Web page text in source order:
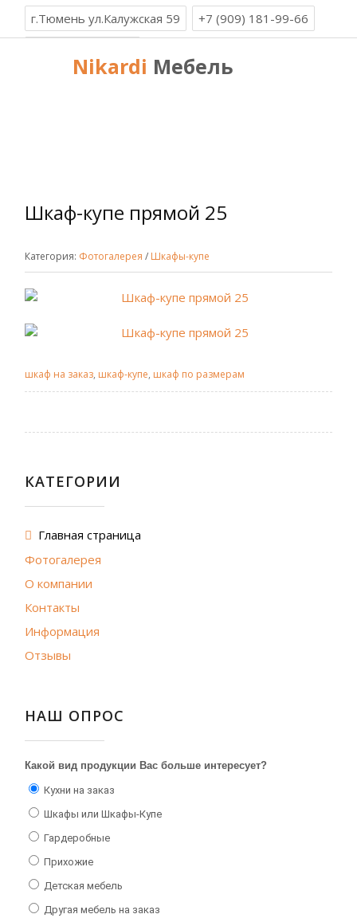
г.Тюмень ул.Калужская 59
+7 (909) 181-99-66
Nikardi Мебель
Шкаф-купе прямой 25
Категория: Фотогалерея / Шкафы-купе
шкаф на заказ, шкаф-купе, шкаф по размерам
КАТЕГОРИИ
Главная страница
Фотогалерея
О компании
Контакты
Информация
Отзывы
НАШ ОПРОС
Какой вид продукции Вас больше интересует?
Кухни на заказ
Шкафы или Шкафы-Купе
Гардеробные
Прихожие
Детская мебель
Другая мебель на заказ